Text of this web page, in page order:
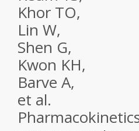
Khor TO,
Lin W,
Shen G,
Kwon KH,
Barve A,
et al.